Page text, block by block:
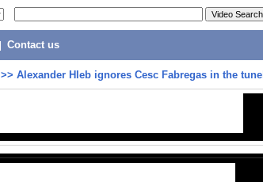
Contact us
>> Alexander Hleb ignores Cesc Fabregas in the tunel